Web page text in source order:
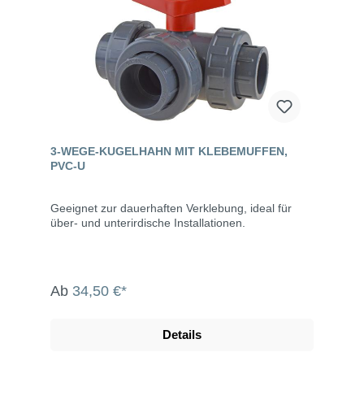
3-WEGE-KUGELHAHN MIT KLEBEMUFFEN,
PVC-U
Geeignet zur dauerhaften Verklebung, ideal für
über- und unterirdische Installationen.
Ab 34,50 €*
Details